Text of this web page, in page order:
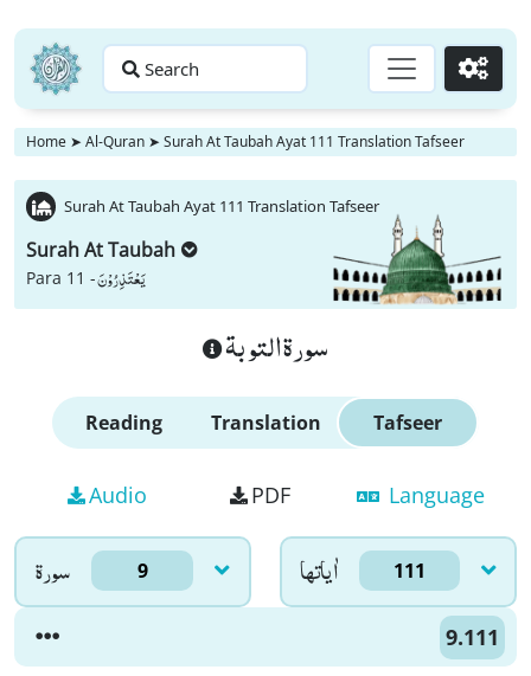
Search Go
Home ➤ Al-Quran ➤ Surah At Taubah Ayat 111 Translation Tafseer
Surah At Taubah Ayat 111 Translation Tafseer
Surah At Taubah
Para 11 -یَعْتَذِرُوْنَ
سورة التوبة
Reading Translation Tafseer
Audio PDF Language
سورۃ 9 اٰياتها 111
9.111